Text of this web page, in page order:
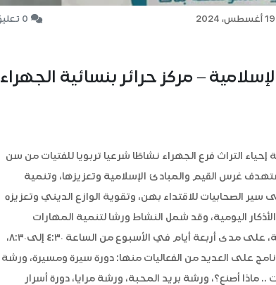
0 تعليق
– مركز حرائر بنسائية الجهراء
إحياء التراث فرع الجهراء نشاطًا شرعيا تربويا للفتيات من سن
غرس القيم والمبادئ الإسلامية وتعزيزها، وتنمية
سير الصحابيات للاقتداء بهن، وتقوية الوازع الديني وتعزيزه
اليومية، وقد شمل النشاط ورشا لتنمية المهارات
والإبداعات، من خلال الدورات التربوية والورش التفاعلية، على مدى أربعة أيام في الأسبوع من الساعة ٤:٣٠ إلى٨:٣٠،
وقد اشتمل البرنامج على العديد من الفعاليات منها: دورة سيرة ومسيرة، ورشة
أصنع؟، ورشة بريد المحبة، ورشة مرايا، دورة أسرار